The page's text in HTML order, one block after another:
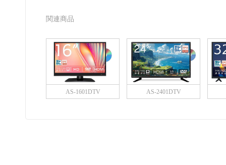
関連商品
AS-1601DTV AS-2401DTV